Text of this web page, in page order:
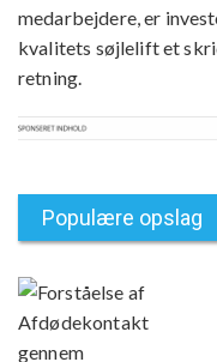
medarbejdere, er
kvalitets søjlelift et
retning.
Populære opslag